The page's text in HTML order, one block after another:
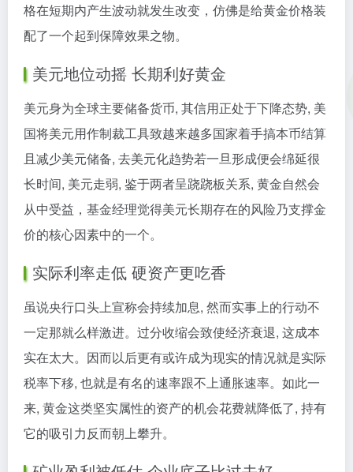
格在短期内产生波动就发生改变，仿佛是给黄金价格装
配了一个起到保障效果之物。
美元地位动摇 长期利好黄金
美元身为全球主要储备货币, 其信用正处于下降态势, 美
国将美元用作制裁工具致越来越多国家着手搞本币结算
且减少美元储备, 去美元化趋势若一旦形成便会绵延很
长时间, 美元走弱, 鉴于两者呈跷跷板关系, 黄金自然会
从中受益，基金经理觉得美元长期存在的风险乃支撑金
价的核心因素中的一个。
实际利率走低 硬资产更吃香
虽说央行口头上宣称会持续加息, 然而实事上的行动不
一定那就么样激进。过分收缩会致使经济衰退, 这成本
实在太大。因而以后更有或许成为现实的情况就是实际
税率下移, 也就是有名的速率跟不上通胀速率。如此一
来, 黄金这类坚实属性的资产的机会花费就降低了, 持有
它的吸引力反而朝上攀升。